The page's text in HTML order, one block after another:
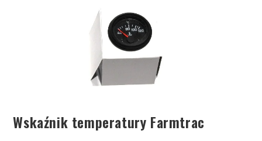
Wskaźnik temperatury Farmtrac